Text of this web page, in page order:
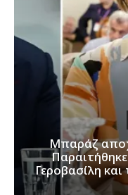
Μπαράζ
Γεροβασίλη και